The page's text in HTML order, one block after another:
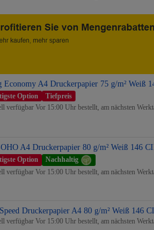
Economy A4 Druckerpapier 75 g/m² Weiß
Option
Tiefpreis
verfügbar Vor 15:00 Uhr bestellt, am nächsten
A4 Druckerpapier 80 g/m² Weiß 146
Option
Nachhaltig
verfügbar Vor 15:00 Uhr bestellt, am nächsten
Druckerpapier A4 80 g/m² Weiß 146
verfügbar Vor 15:00 Uhr bestellt, am nächsten